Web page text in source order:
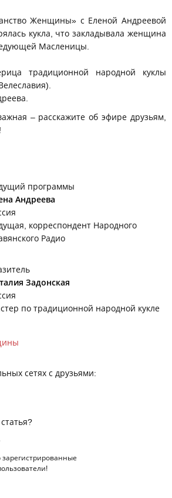
Женщины» с Еленой Андреевой
кукла, что закладывала женщина
Масленицы.
традиционной народной куклы
– расскажите об эфире друзьям,
программы
Андреева
корреспондент Народного
Радио
Задонская
по традиционной народной кукле
сетях с друзьями:
зарегистрированные